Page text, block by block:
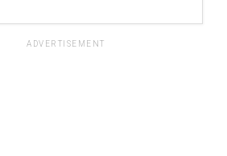
ADVERTISEMENT